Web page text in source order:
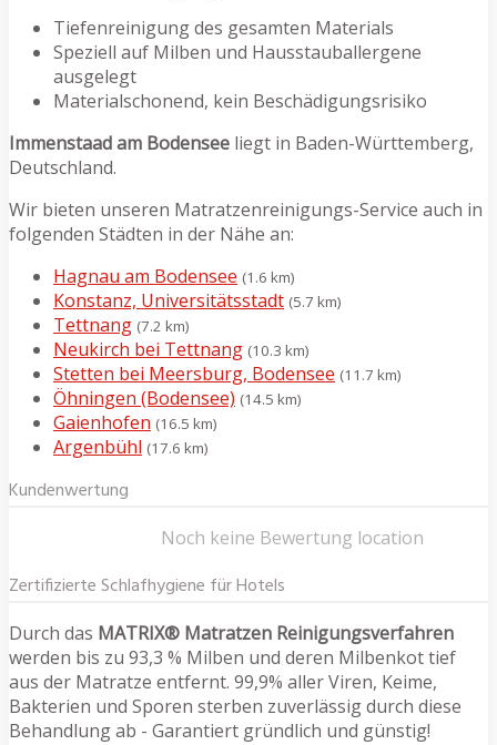
Tiefenreinigung des gesamten Materials
Speziell auf Milben und Hausstauballergene
ausgelegt
Materialschonend, kein Beschädigungsrisiko
Immenstaad am Bodensee liegt in Baden-Württemberg,
Deutschland.
Wir bieten unseren Matratzenreinigungs-Service auch in
folgenden Städten in der Nähe an:
Hagnau am Bodensee (1.6 km)
Konstanz, Universitätsstadt (5.7 km)
Tettnang (7.2 km)
Neukirch bei Tettnang (10.3 km)
Stetten bei Meersburg, Bodensee (11.7 km)
Öhningen (Bodensee) (14.5 km)
Gaienhofen (16.5 km)
Argenbühl (17.6 km)
Kundenwertung
Noch keine Bewertung location
Zertifizierte Schlafhygiene für Hotels
Durch das MATRIX® Matratzen Reinigungsverfahren
werden bis zu 93,3 % Milben und deren Milbenkot tief
aus der Matratze entfernt. 99,9% aller Viren, Keime,
Bakterien und Sporen sterben zuverlässig durch diese
Behandlung ab - Garantiert gründlich und günstig!